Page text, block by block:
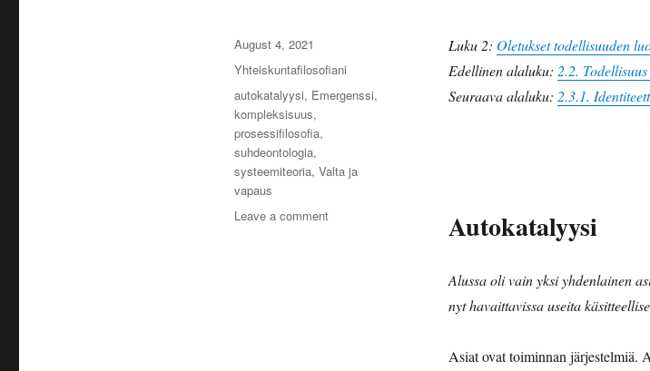
Luku 2: Oletukset todellisuuden
Edellinen alaluku: 2.2.
Seuraava alaluku: 2.3.1.
Autokatalyysi
Alussa oli vain yksi yhdenlainen
nyt havaittavissa useita
Asiat ovat toiminnan järjestelmiä.
Posted
on
August 4, 2021
Categories
Yhteiskuntafilosofiani
Tags
autokatalyysi, Emergenssi,
kompleksisuus,
prosessifilosofia,
suhdeontologia,
systeemiteoria, Valta ja
vapaus
Leave a commenton